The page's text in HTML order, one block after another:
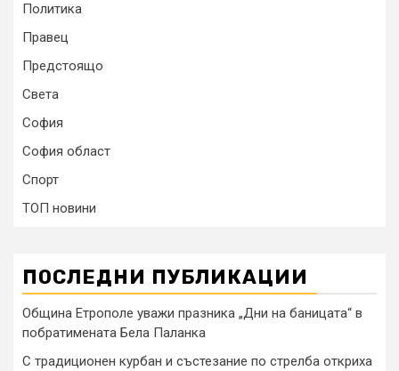
Политика
Правец
Предстоящо
Света
София
София област
Спорт
ТОП новини
ПОСЛЕДНИ ПУБЛИКАЦИИ
Община Етрополе уважи празника „Дни на баницата“ в
побратимената Бела Паланка
С традиционен курбан и състезание по стрелба откриха